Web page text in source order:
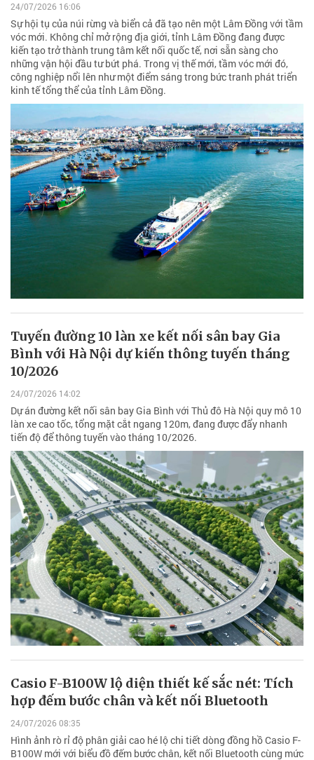
24/07/2026 16:06
Sự hội tụ của núi rừng và biển cả đã tạo nên một Lâm Đồng với tầm
vóc mới. Không chỉ mở rộng địa giới, tỉnh Lâm Đồng đang được
kiến tạo trở thành trung tâm kết nối quốc tế, nơi sẵn sàng cho
những vận hội đầu tư bứt phá. Trong vị thế mới, tầm vóc mới đó,
công nghiệp nổi lên như một điểm sáng trong bức tranh phát triển
kinh tế tổng thể của tỉnh Lâm Đồng.
Tuyến đường 10 làn xe kết nối sân bay Gia
Bình với Hà Nội dự kiến thông tuyến tháng
10/2026
24/07/2026 14:02
Dự án đường kết nối sân bay Gia Bình với Thủ đô Hà Nội quy mô 10
làn xe cao tốc, tổng mặt cắt ngang 120m, đang được đẩy nhanh
tiến độ để thông tuyến vào tháng 10/2026.
Casio F-B100W lộ diện thiết kế sắc nét: Tích
hợp đếm bước chân và kết nối Bluetooth
24/07/2026 08:35
Hình ảnh rò rỉ độ phân giải cao hé lộ chi tiết dòng đồng hồ Casio F-
B100W mới với biểu đồ đếm bước chân, kết nối Bluetooth cùng mức